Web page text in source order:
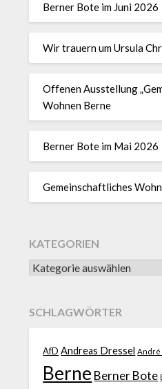
Berner Bote im Juni 2026
Wir trauern um Ursula
Offenen Ausstellung
Wohnen Berne
Berner Bote im Mai 2026
Gemeinschaftliches
KATEGORIEN
SCHLAGWÖRTER
AfD Andreas Dressel André
Berne Berner Bote